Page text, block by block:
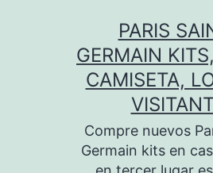
PARIS
GERMAIN
CAMISETA,
Compre nuevos
Germain kits en